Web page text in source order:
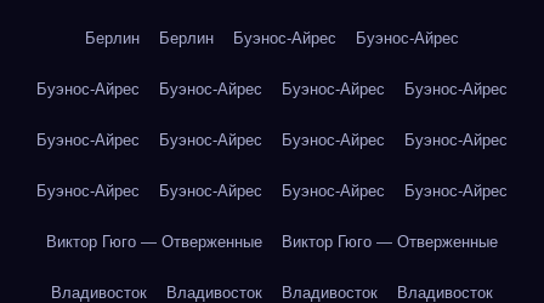
Берлин Берлин Буэнос-Айрес Буэнос-Айрес
Буэнос-Айрес Буэнос-Айрес Буэнос-Айрес Буэнос-Айрес
Буэнос-Айрес Буэнос-Айрес Буэнос-Айрес Буэнос-Айрес
Буэнос-Айрес Буэнос-Айрес Буэнос-Айрес Буэнос-Айрес
Виктор Гюго — Отверженные Виктор Гюго — Отверженные
Владивосток Владивосток Владивосток Владивосток